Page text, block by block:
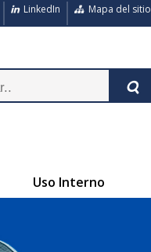
Mapa del sitio
LinkedIn
Uso Interno